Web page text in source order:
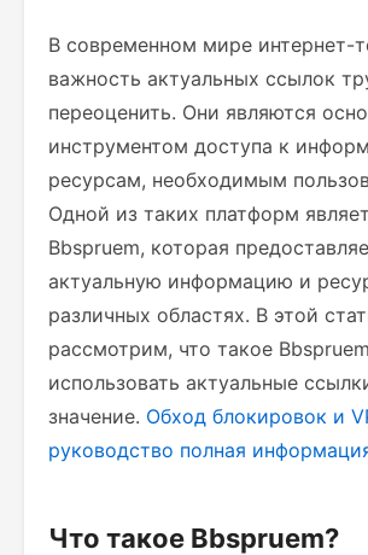
В современном мире интернет-
важность актуальных ссылок
переоценить. Они являются
инструментом доступа к
ресурсам, необходимым
Одной из таких платформ
Bbspruem, которая
актуальную информацию и
различных областях. В этой
рассмотрим, что такое
использовать актуальные
значение. Обход блокировок и
руководство полная
Что такое Bbspruem?